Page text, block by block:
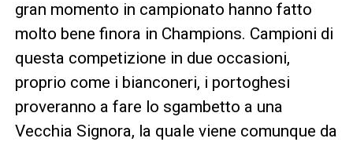
gran momento in campionato hanno fatto
molto bene finora in Champions. Campioni di
questa competizione in due occasioni,
proprio come i bianconeri, i portoghesi
proveranno a fare lo sgambetto a una
Vecchia Signora, la quale viene comunque da